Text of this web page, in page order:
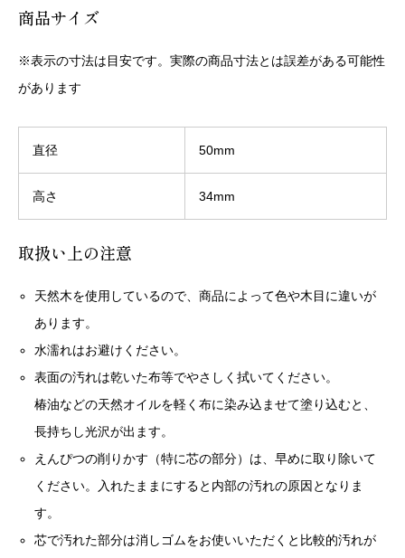
商品サイズ
※表示の寸法は目安です。実際の商品寸法とは誤差がある可能性
があります
直径 50mm
高さ 34mm
取扱い上の注意
天然木を使用しているので、商品によって色や木目に違いが
あります。
水濡れはお避けください。
表面の汚れは乾いた布等でやさしく拭いてください。
椿油などの天然オイルを軽く布に染み込ませて塗り込むと、
長持ちし光沢が出ます。
えんぴつの削りかす（特に芯の部分）は、早めに取り除いて
ください。入れたままにすると内部の汚れの原因となりま
す。
芯で汚れた部分は消しゴムをお使いいただくと比較的汚れが